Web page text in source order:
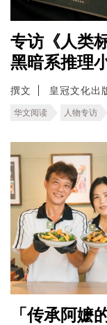
专访《人类
黑暗系推理
撰文 皇冠文化出
华文阅读 人物专访
「传承阿嬷